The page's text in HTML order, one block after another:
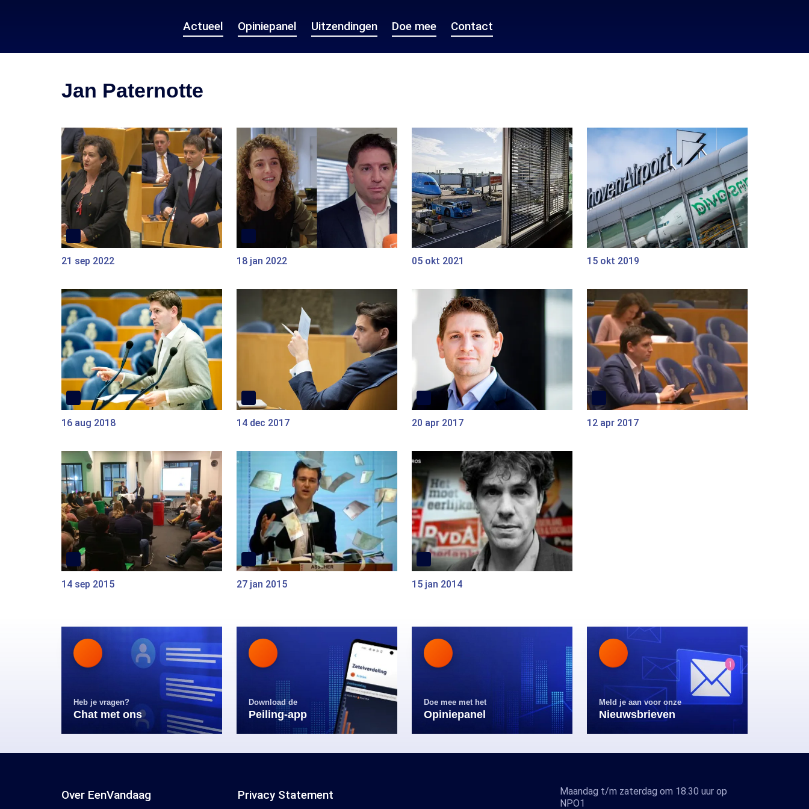
Actueel Opiniepanel Uitzendingen Doe mee Contact
Jan Paternotte
21 sep 2022 18 jan 2022 05 okt 2021 15 okt 2019
16 aug 2018 14 dec 2017 20 apr 2017 12 apr 2017
14 sep 2015 27 jan 2015 15 jan 2014
Heb je vragen?
Chat met ons
Download de
Peiling-app
Doe mee met het
Opiniepanel
Meld je aan voor onze
Nieuwsbrieven
Over EenVandaag Privacy Statement
Maandag t/m zaterdag om 18.30 uur op
NPO1